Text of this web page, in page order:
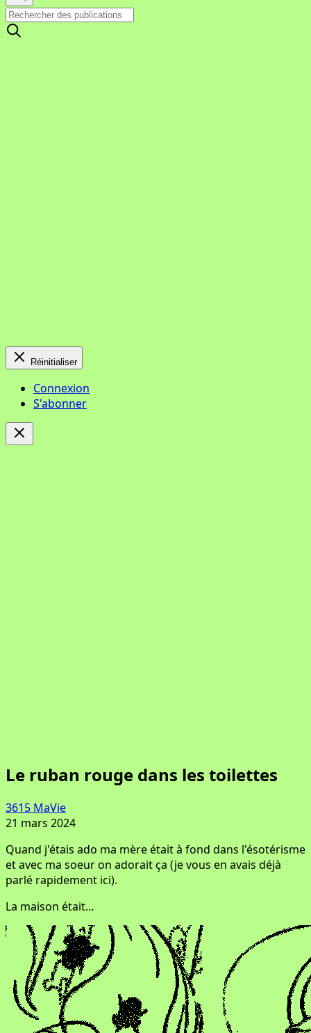
Réinitialiser
Connexion
S'abonner
Le ruban rouge dans les toilettes
3615 MaVie
21 mars 2024
Quand j'étais ado ma mère était à fond dans l'ésotérisme
et avec ma soeur on adorait ça (je vous en avais déjà
parlé rapidement ici).
La maison était…